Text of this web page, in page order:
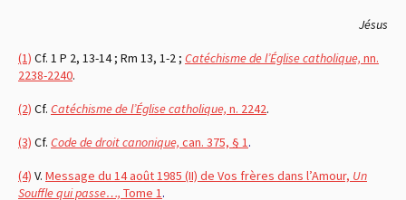
Jésus
(1) Cf. 1 P 2, 13-14 ; Rm 13, 1-2 ; Catéchisme de l’Église catholique, nn.
2238-2240.
(2) Cf. Catéchisme de l’Église catholique, n. 2242.
(3) Cf. Code de droit canonique, can. 375, § 1.
(4) V. Message du 14 août 1985 (II) de Vos frères dans l’Amour, Un
Souffle qui passe…, Tome 1.